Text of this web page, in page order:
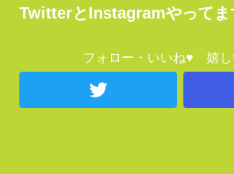
TwitterとInstagramやってま
フォロー・いいね♥ 嬉し